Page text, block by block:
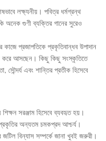
লক্ষ্যনীয়। পবিত্র ধর্মগ্রন্থ
অনেক গুণী ব্যক্তির গানের সুরেও
কাজে প্রজাপতিকে প্রকৃতিবান্ধব উপাদান
করে আসছেন। কিছু কিছু সংস্কৃতিতে
এবং শান্তির প্রতীক হিসেবে
সরঞ্জাম হিসেবে ব্যবহৃত হয়।
অন্যতম চমকপ্রদ আশ্চর্য।
জটিল বিন্যাস সম্পর্কে জানা খুবই জরুরী।